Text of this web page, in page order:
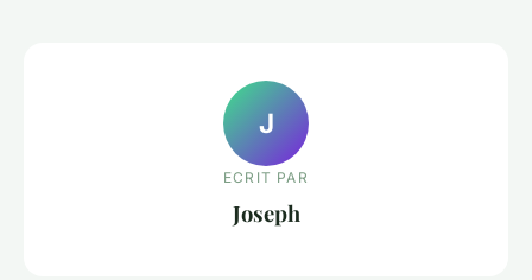
J
ECRIT PAR
Joseph